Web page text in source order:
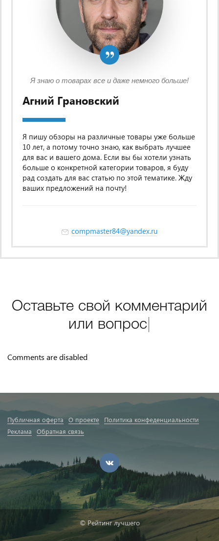
Агний Грановский
Я пишу обзоры на различные товары уже больше
10 лет, а потому точно знаю, как выбрать лучшее
для вас и вашего дома. Если вы бы хотели узнать
больше о конкретной категории товаров, я буду
рад создать для вас статью по этой тематике. Жду
ваших предложений на почту!
compmaster84@yandex.ru
Я знаю о товарах все и даже немного больше!
Оставьте свой комментарий
или вопрос
Comments are disabled
Публичная оферта О проекте
Политика конфеденциальности
Реклама
Обратная связь
© Рейтинг лучшего